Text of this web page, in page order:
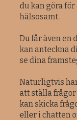
du kan göra
hälsosamt.
Du får även en
kan anteckna
se dina
Naturligtvis
att ställa frågor
kan skicka
eller i chatten